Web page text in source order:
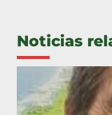
Noticias